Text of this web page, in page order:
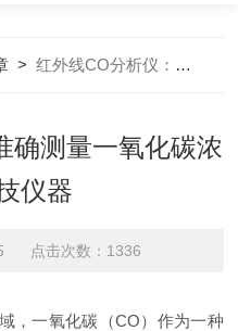
>红外线CO分析仪：准确测量一氧化碳浓度的科技仪器
确测量一氧化碳浓
仪器
点击次数：1336
，一氧化碳（CO）作为一种